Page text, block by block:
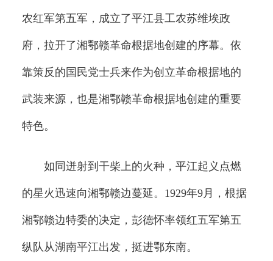
农红军第五军，成立了平江县工农苏维埃政
府，拉开了湘鄂赣革命根据地创建的序幕。依
靠策反的国民党士兵来作为创立革命根据地的
武装来源，也是湘鄂赣革命根据地创建的重要
特色。
如同迸射到干柴上的火种，平江起义点燃
的星火迅速向湘鄂赣边蔓延。1929年9月，根据
湘鄂赣边特委的决定，彭德怀率领红五军第五
纵队从湖南平江出发，挺进鄂东南。